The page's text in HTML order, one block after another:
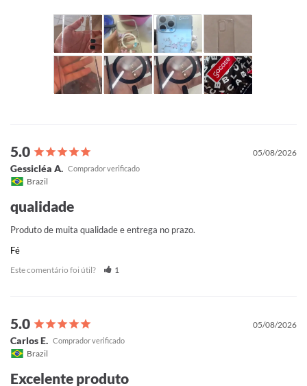
05/08/2026
Gessicléa A.
Brazil
qualidade
Produto de muita qualidade e entrega no prazo.
Fé
Este comentário foi útil? 1
05/08/2026
Carlos E.
Brazil
Excelente produto